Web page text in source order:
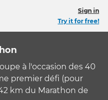
Sign in
Try it for free!
à l'occasion des 40
premier défi (pour
km du Marathon de